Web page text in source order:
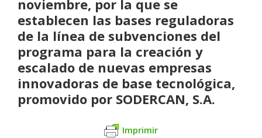
noviembre, por la que se
establecen las bases reguladoras
de la línea de subvenciones del
programa para la creación y
escalado de nuevas empresas
innovadoras de base tecnológica,
promovido por SODERCAN, S.A.
Imprimir